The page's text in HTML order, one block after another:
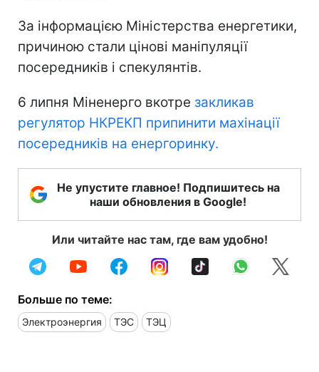
За інформацією Міністерства енергетики,
причиною стали цінові маніпуляції
посередників і спекулянтів.
6 липня Міненерго вкотре закликав
регулятор НКРЕКП припинити махінації
посередників на енергоринку.
Не упустите главное! Подпишитесь на
наши обновления в Google!
Или читайте нас там, где вам удобно!
Больше по теме:
Электроэнергия ТЭС ТЭЦ